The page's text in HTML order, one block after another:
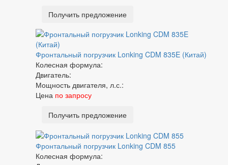
Получить предложение
Фронтальный погрузчик Lonking CDM 835E (Китай)
Колесная формула:
Двигатель:
Мощность двигателя, л.с.:
Цена по запросу
Получить предложение
Фронтальный погрузчик Lonking CDM 855
Колесная формула: